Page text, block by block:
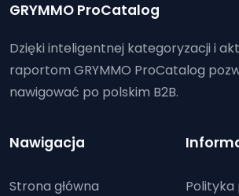
GRYMMO ProCatalog
Dzięki inteligentnej kategoryzacji i
raportom GRYMMO ProCatalog
nawigować po polskim B2B.
Nawigacja
Strona główna